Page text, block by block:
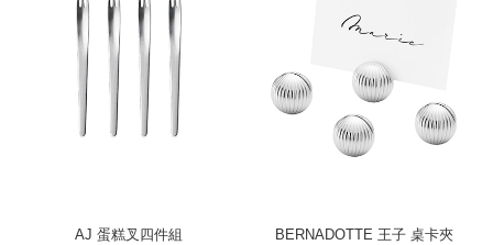
AJ 蛋糕叉四件組
BERNADOTTE 王子 桌卡夾